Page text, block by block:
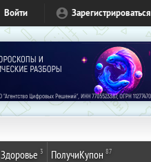
Войти Зарегистрироваться
Здоровье 3 ПолучиКупон 87